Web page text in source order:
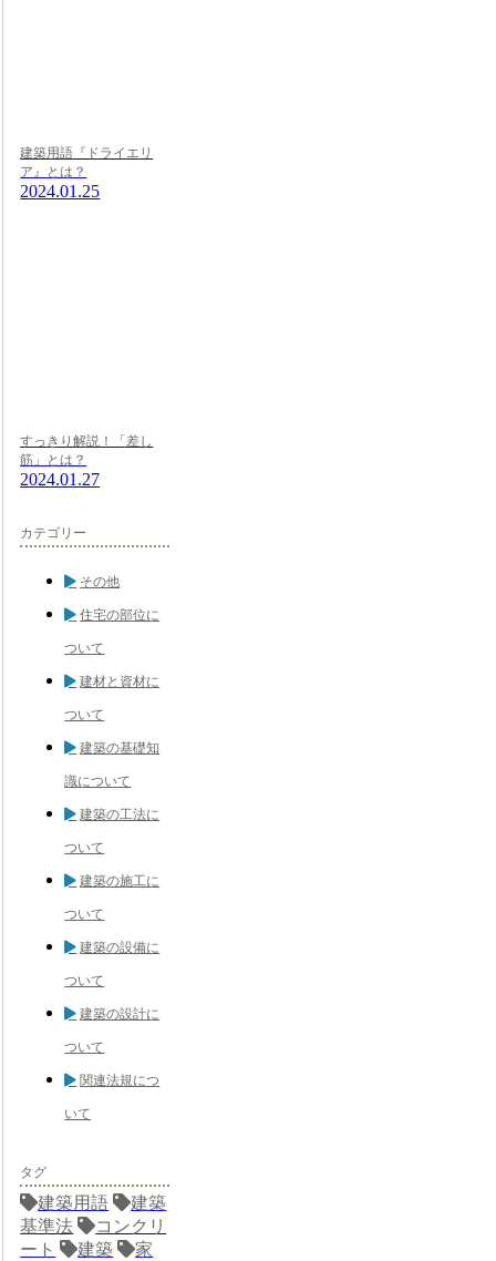
建築用語『ドライエリ
ア』とは？
2024.01.25
すっきり解説！「差し
筋」とは？
2024.01.27
カテゴリー
その他
住宅の部位に
ついて
建材と資材に
ついて
建築の基礎知
識について
建築の工法に
ついて
建築の施工に
ついて
建築の設備に
ついて
建築の設計に
ついて
関連法規につ
いて
タグ
建築用語
建築
基準法
コンクリ
ート
建築 家